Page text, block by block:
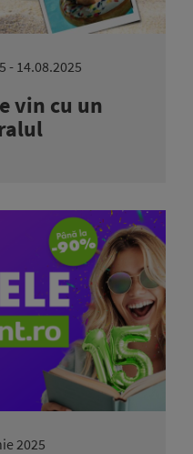
- 14.08.2025
vin cu un
2025